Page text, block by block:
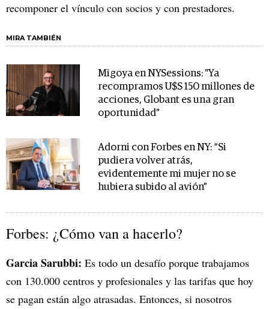
recomponer el vínculo con socios y con prestadores.
MIRA TAMBIÉN
Migoya en NYSessions: "Ya
recompramos U$S 150 millones de
acciones, Globant es una gran
oportunidad”
Adorni con Forbes en NY: “Si
pudiera volver atrás,
evidentemente mi mujer no se
hubiera subido al avión”
Forbes: ¿Cómo van a hacerlo?
Garcia Sarubbi: Es todo un desafío porque trabajamos
con 130.000 centros y profesionales y las tarifas que hoy
se pagan están algo atrasadas. Entonces, si nosotros